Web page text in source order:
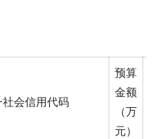
社会信用代码
预算
金额
（万
元）